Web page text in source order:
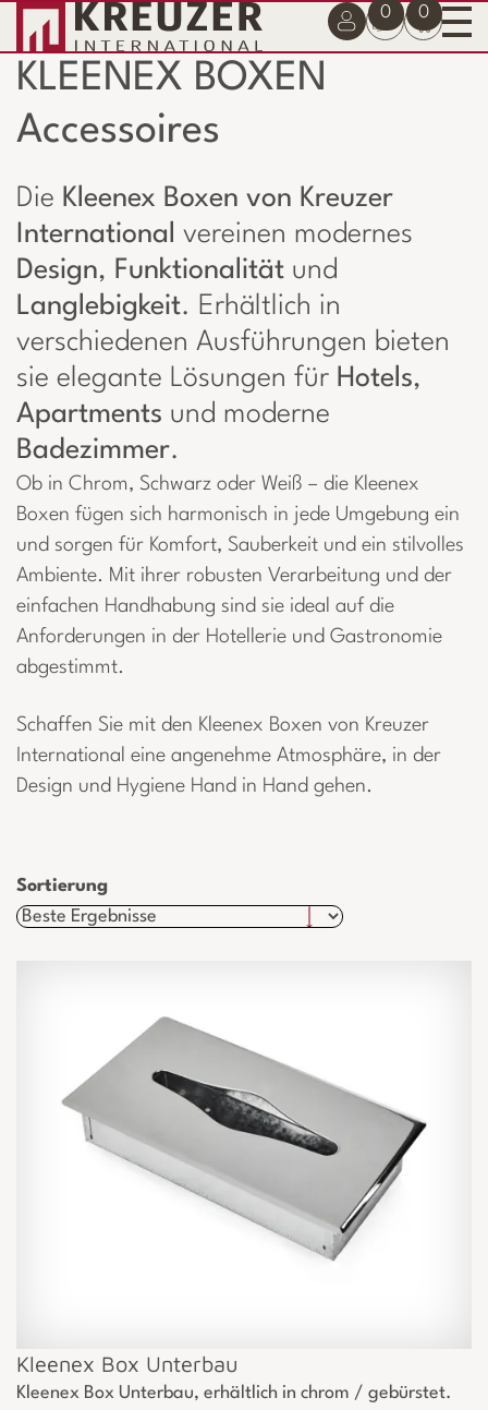
0 0
KLEENEX BOXEN
Accessoires
Die Kleenex Boxen von Kreuzer
International vereinen modernes
Design, Funktionalität und
Langlebigkeit. Erhältlich in
verschiedenen Ausführungen bieten
sie elegante Lösungen für Hotels,
Apartments und moderne
Badezimmer.
Ob in Chrom, Schwarz oder Weiß – die Kleenex
Boxen fügen sich harmonisch in jede Umgebung ein
und sorgen für Komfort, Sauberkeit und ein stilvolles
Ambiente. Mit ihrer robusten Verarbeitung und der
einfachen Handhabung sind sie ideal auf die
Anforderungen in der Hotellerie und Gastronomie
abgestimmt.
Schaffen Sie mit den Kleenex Boxen von Kreuzer
International eine angenehme Atmosphäre, in der
Design und Hygiene Hand in Hand gehen.
Sortierung
Kleenex Box Unterbau
Kleenex Box Unterbau, erhältlich in chrom / gebürstet.